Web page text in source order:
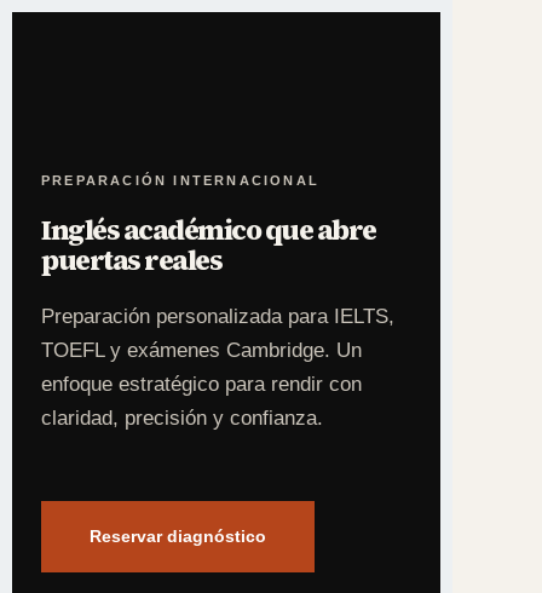
PREPARACIÓN INTERNACIONAL
Inglés académico que abre
puertas reales
Preparación personalizada para IELTS,
TOEFL y exámenes Cambridge. Un
enfoque estratégico para rendir con
claridad, precisión y confianza.
Reservar diagnóstico